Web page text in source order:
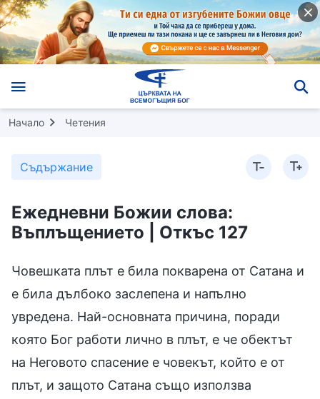
Начало Четения
Съдържание
Ежедневни Божии слова:
Въплъщението | Откъс 127
Човешката плът е била покварена от Сатана и
е била дълбоко заслепена и напълно
увредена. Най-основната причина, поради
която Бог работи лично в плът, е че обектът
на Неговото спасение е човекът, който е от
плът, и защото Сатана също използва